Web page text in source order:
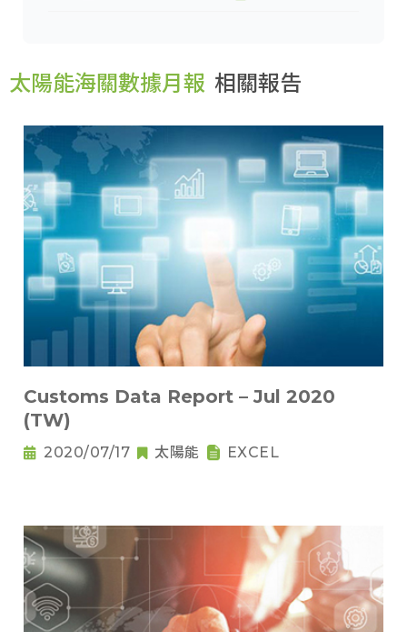
太陽能海關數據月報 相關報告
Customs Data Report – Jul 2020
(TW)
2020/07/17 太陽能 EXCEL